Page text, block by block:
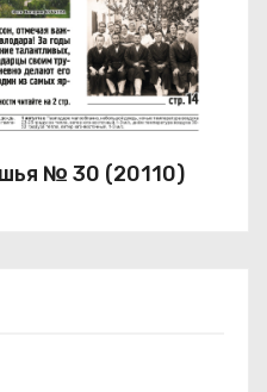
№ 30 (20110)